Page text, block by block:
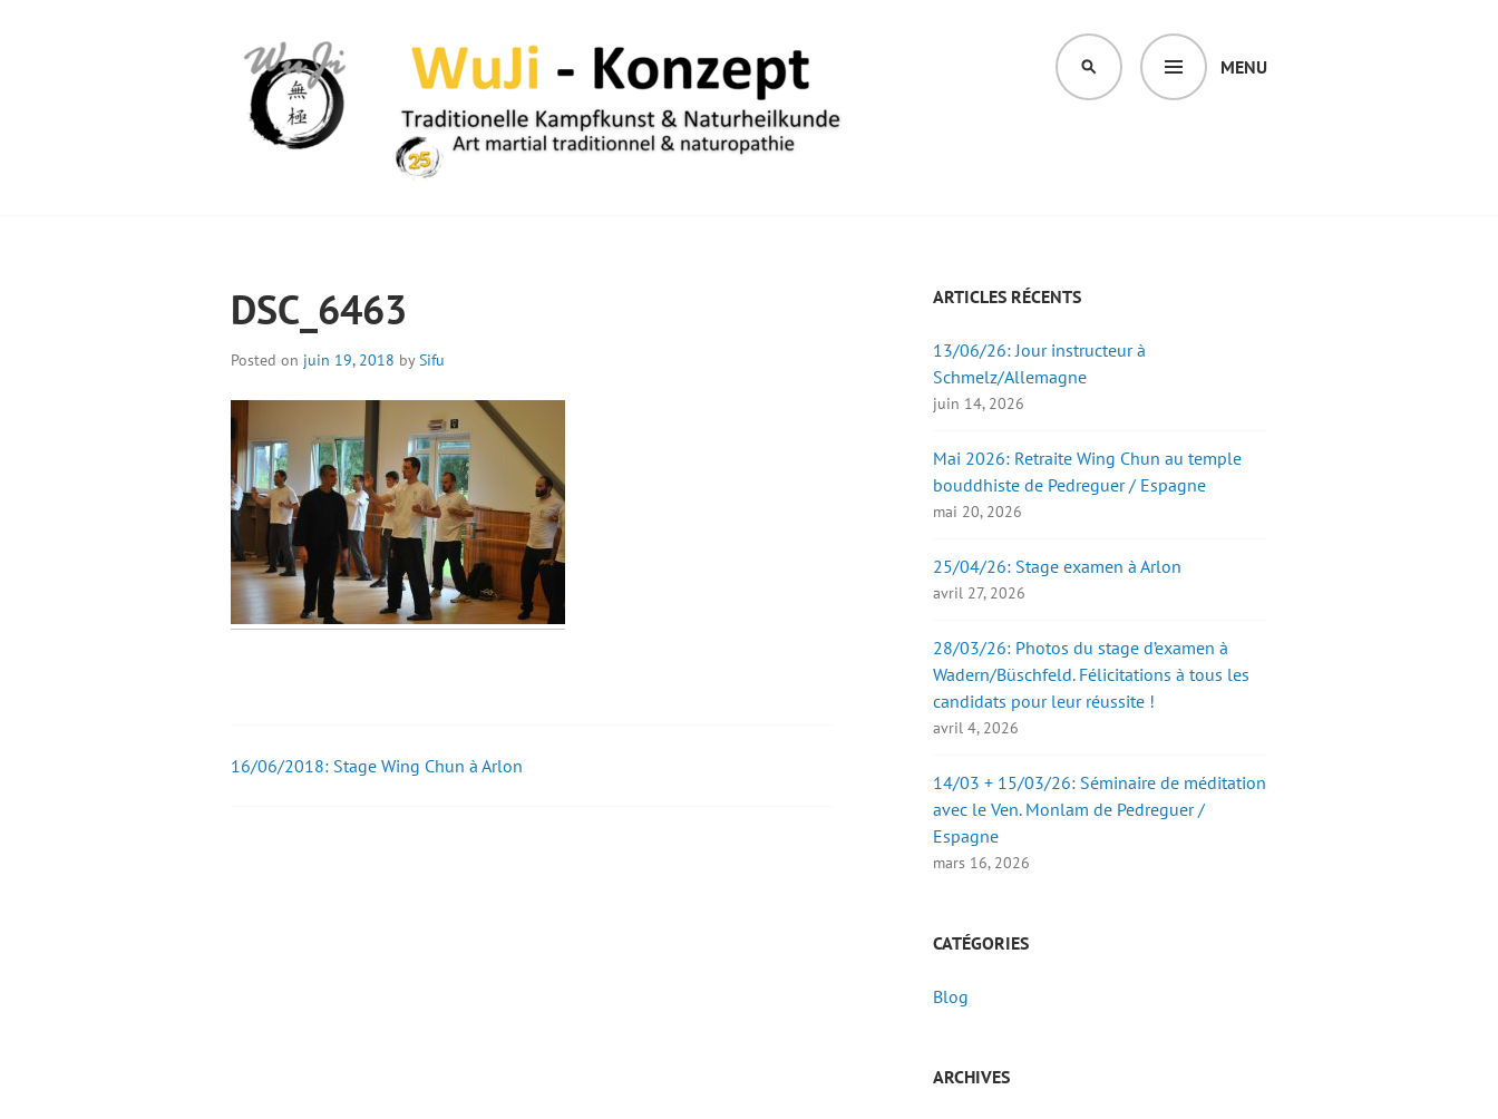
MENU
SEARCH
DSC_6463
Posted on juin 19, 2018 bySifu
Post
16/06/2018: Stage Wing Chun à Arlon
ARTICLES RÉCENTS
13/06/26: Jour instructeur à
Schmelz/Allemagne
juin 14, 2026
Mai 2026: Retraite Wing Chun au temple
bouddhiste de Pedreguer / Espagne
mai 20, 2026
25/04/26: Stage examen à Arlon
avril 27, 2026
28/03/26: Photos du stage d’examen à
Wadern/Büschfeld. Félicitations à tous les
candidats pour leur réussite !
avril 4, 2026
14/03 + 15/03/26: Séminaire de méditation
avec le Ven. Monlam de Pedreguer /
Espagne
mars 16, 2026
CATÉGORIES
Blog
ARCHIVES